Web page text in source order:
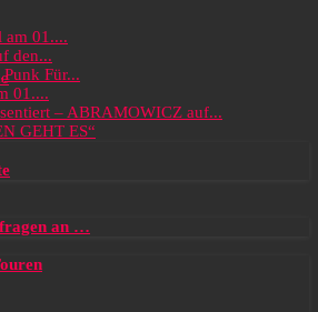
am 01....
den...
Für...
01....
– ABRAMOWICZ auf...
GEHT ES“
an …